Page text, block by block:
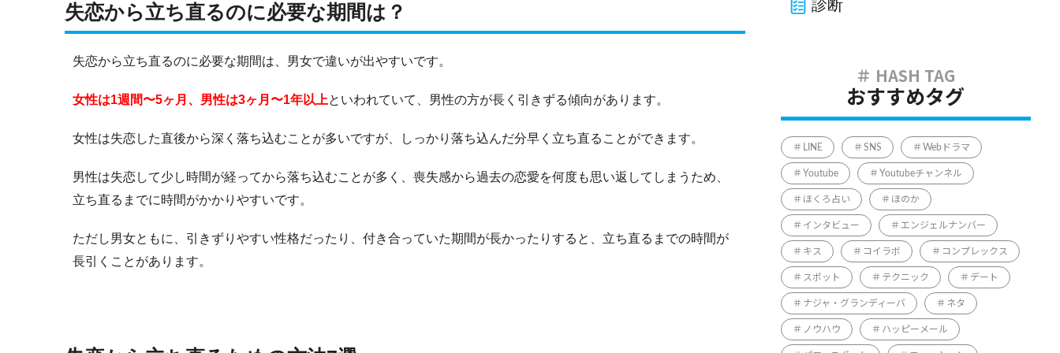
失恋から立ち直るのに必要な期間は？
失恋から立ち直るのに必要な期間は、男女で違いが出やすいです。
女性は1週間〜5ヶ月、男性は3ヶ月〜1年以上といわれていて、男性の方が長く引きずる傾向があります。
女性は失恋した直後から深く落ち込むことが多いですが、しっかり落ち込んだ分早く立ち直ることができます。
男性は失恋して少し時間が経ってから落ち込むことが多く、喪失感から過去の恋愛を何度も思い返してしまうため、
立ち直るまでに時間がかかりやすいです。
ただし男女ともに、引きずりやすい性格だったり、付き合っていた期間が長かったりすると、立ち直るまでの時間が
長引くことがあります。
診断
おすすめタグ
LINE SNS Webドラマ
Youtube Youtubeチャンネル
ほくろ占い ほのか
インタビュー エンジェルナンバー
キス コイラボ コンプレックス
スポット テクニック デート
ナジャ・グランディーバ ネタ
ノウハウ ハッピーメール